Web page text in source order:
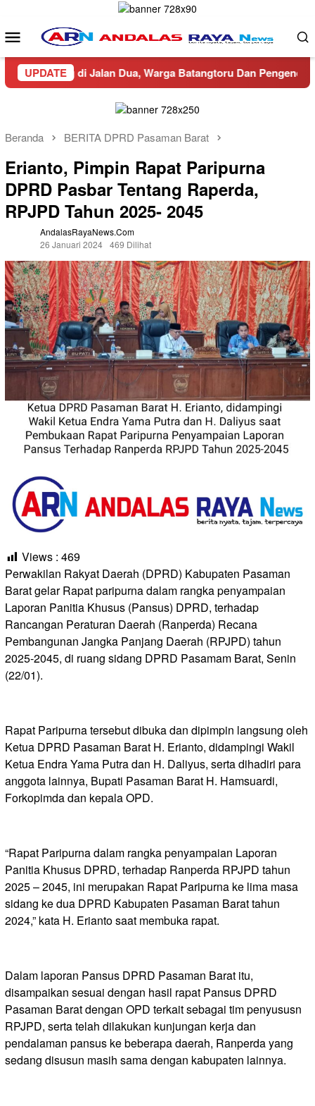
konten
Menu
Mobile
UPDATE
di Jalan Dua, Warga Batangtoru Dan Pengendara Resah
Beranda BERITA DPRD Pasaman Barat
Erianto, Pimpin Rapat Paripurna
DPRD Pasbar Tentang Raperda,
RPJPD Tahun 2025- 2045
AndalasRayaNews.com
26 Januari 2024 469 Dilihat
Views : 469
Perwakilan Rakyat Daerah (DPRD) Kabupaten Pasaman
Barat gelar Rapat paripurna dalam rangka penyampaian
Laporan Panitia Khusus (Pansus) DPRD, terhadap
Rancangan Peraturan Daerah (Ranperda) Recana
Pembangunan Jangka Panjang Daerah (RPJPD) tahun
2025-2045, di ruang sidang DPRD Pasamam Barat, Senin
(22/01).
Rapat Paripurna tersebut dibuka dan dipimpin langsung oleh
Ketua DPRD Pasaman Barat H. Erianto, didampingi Wakil
Ketua Endra Yama Putra dan H. Daliyus, serta dihadiri para
anggota lainnya, Bupati Pasaman Barat H. Hamsuardi,
Forkopimda dan kepala OPD.
“Rapat Paripurna dalam rangka penyampaian Laporan
Panitia Khusus DPRD, terhadap Ranperda RPJPD tahun
2025 – 2045, ini merupakan Rapat Paripurna ke lima masa
sidang ke dua DPRD Kabupaten Pasaman Barat tahun
2024,” kata H. Erianto saat membuka rapat.
Dalam laporan Pansus DPRD Pasaman Barat itu,
disampaikan sesuai dengan hasil rapat Pansus DPRD
Pasaman Barat dengan OPD terkait sebagai tim penyususn
RPJPD, serta telah dilakukan kunjungan kerja dan
pendalaman pansus ke beberapa daerah, Ranperda yang
sedang disusun masih sama dengan kabupaten lainnya.